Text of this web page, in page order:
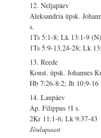
12. Neljapäev
Aleksandria üpsk.
s.
1Ts 5:1-8; Lk 13:1-9 (N)
1Ts 5:9-13,24-28; Lk
13. Reede
Konst. üpsk. Johannes
Hb 7:26-8:2; Jh 10:9-16
14. Laupäev
Ap. Filippus †I s.
2Kr 11:1-6; Lk 9:37-43
Jõulupaast